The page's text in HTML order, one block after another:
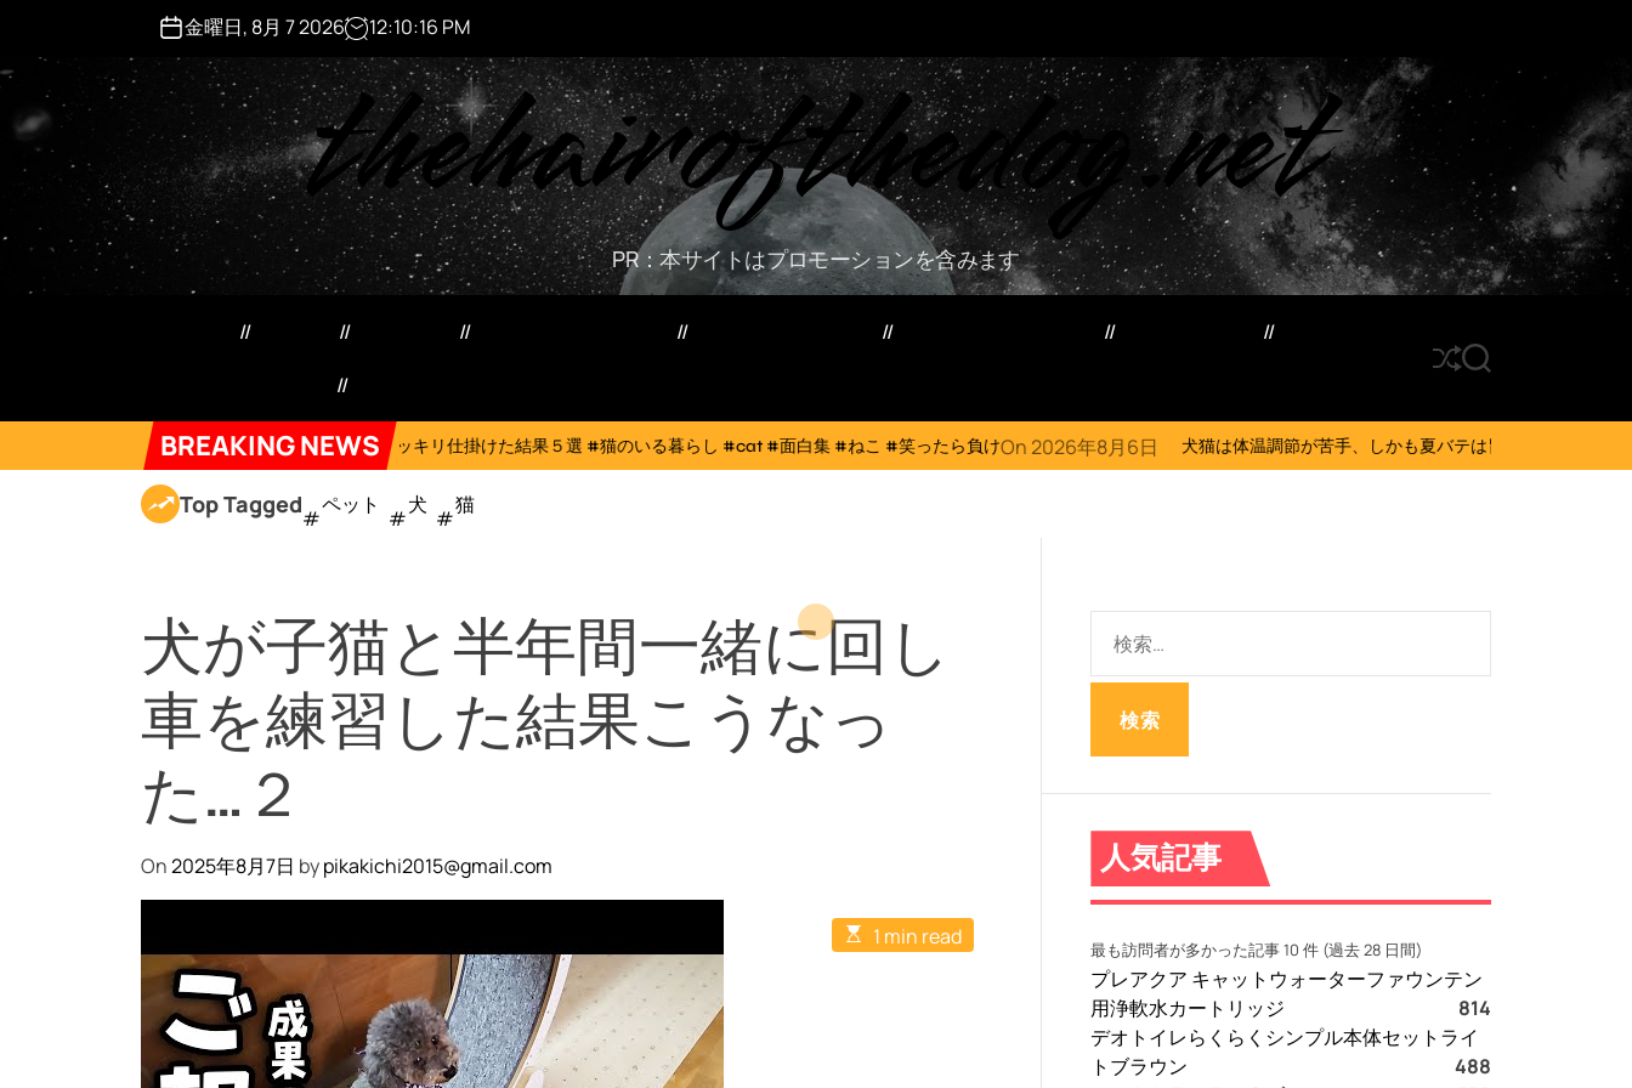
i
n
金曜日, 8月 7 2026 12:10:17 PM
thehairofthedog.net
PR：本サイトはプロモーションを含みます
S
u
ff
l
S
A
R
C
BREAKING NEWS
2026年8月6日 ネコにドッキリ仕掛けた結果５選 #猫のいる暮らし #cat #面白集 #ねこ #笑ったら負けOn 2026年8月6日 犬猫は体温調節が苦手、しかも夏バテは胃腸に出る…そんなときの対処法と
Top Tagged ペット 犬 猫
犬が子猫と半年間一緒に回し
車を練習した結果こうなっ
た…２
On2025年8月7日 bypikakichi2015@gmail.com
E
s
1 min read
:
人気記事
最も訪問者が多かった記事 10 件 (過去 28 日間)
プレアクア キャットウォーターファウンテン
用浄軟水カートリッジ
814
デオトイレらくらくシンプル本体セットライ
トブラウン
488